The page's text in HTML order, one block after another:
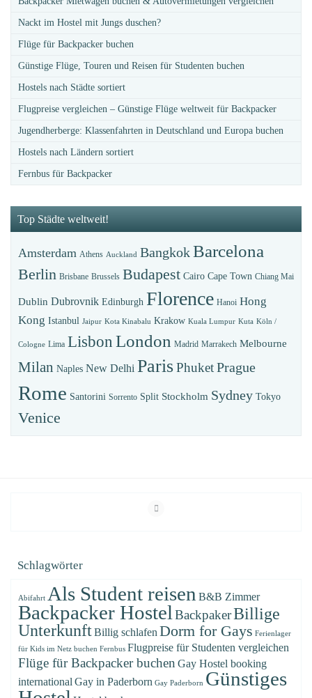
Nackt im Hostel mit Jungs duschen?
Flüge für Backpacker buchen
Günstige Flüge, Touren und Reisen für Studenten buchen
Hostels nach Städte sortiert
Flugpreise vergleichen – Günstige Flüge weltweit für Backpacker
Jugendherberge: Klassenfahrten in Deutschland und Europa buchen
Hostels nach Ländern sortiert
Fernbus für Backpacker
Top Städte weltweit!
Amsterdam Athens Auckland BangkokBarcelona
Berlin Brisbane Brussels Budapest Cairo Cape Town Chiang Mai
Dublin Dubrovnik Edinburgh Florence Hanoi Hong
Kong Istanbul Jaipur Kota Kinabalu Krakow Kuala Lumpur Kuta Köln /
Cologne Lima Lisbon London Madrid Marrakech Melbourne
Milan Naples New Delhi ParisPhuketPrague
Rome Santorini Sorrento Split Stockholm Sydney Tokyo
Venice
Schlagwörter
Abifahrt Als Student reisen B&B Zimmer
Backpacker Hostel BackpakerBillige
UnterkunftBillig schlafen Dorm for Gays Ferienlager
für Kids im Netz buchen Fernbus Flugpreise für Studenten vergleichen
Flüge für Backpacker buchen Gay Hostel booking
international Gay in Paderborn Gay Paderborn Günstiges